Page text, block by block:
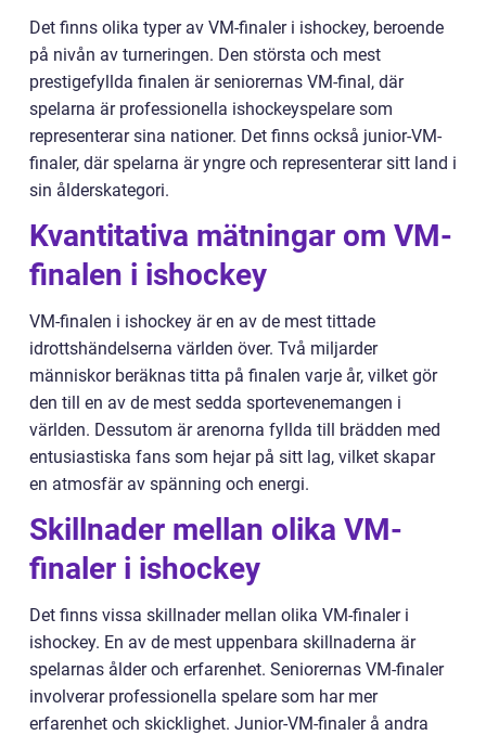
Det finns olika typer av VM-finaler i ishockey, beroende
på nivån av turneringen. Den största och mest
prestigefyllda finalen är seniorernas VM-final, där
spelarna är professionella ishockeyspelare som
representerar sina nationer. Det finns också junior-VM-
finaler, där spelarna är yngre och representerar sitt land i
sin ålderskategori.
Kvantitativa mätningar om VM-
finalen i ishockey
VM-finalen i ishockey är en av de mest tittade
idrottshändelserna världen över. Två miljarder
människor beräknas titta på finalen varje år, vilket gör
den till en av de mest sedda sportevenemangen i
världen. Dessutom är arenorna fyllda till brädden med
entusiastiska fans som hejar på sitt lag, vilket skapar
en atmosfär av spänning och energi.
Skillnader mellan olika VM-
finaler i ishockey
Det finns vissa skillnader mellan olika VM-finaler i
ishockey. En av de mest uppenbara skillnaderna är
spelarnas ålder och erfarenhet. Seniorernas VM-finaler
involverar professionella spelare som har mer
erfarenhet och skicklighet. Junior-VM-finaler å andra